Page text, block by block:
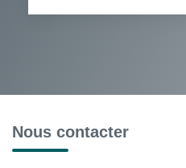
Nous contacter